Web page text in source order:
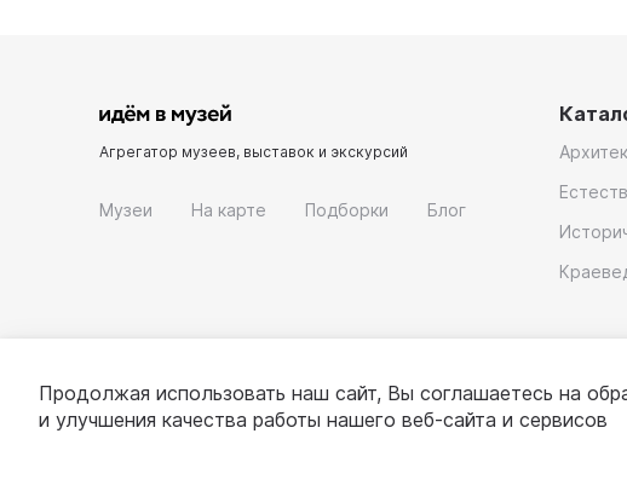
Агрегатор музеев, выставок и экскурсий
Музеи На карте Подборки Блог
Продолжая использовать наш сайт, Вы соглашаетесь на
и улучшения качества работы нашего веб-сайта и сервисов